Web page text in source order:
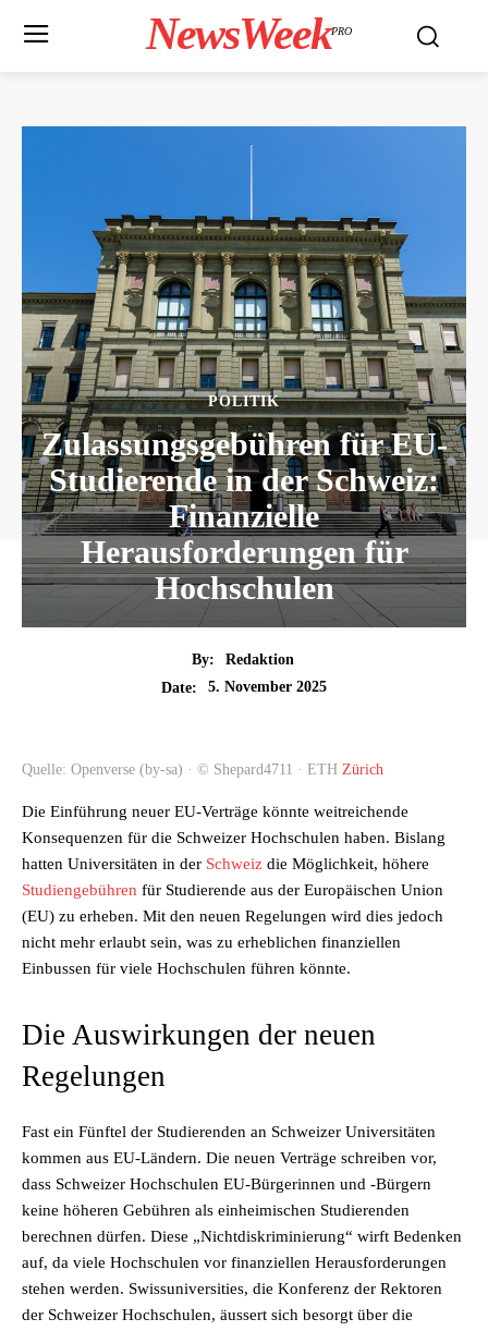
NewsWeekPRO
POLITIK
Zulassungsgebühren für EU-
Studierende in der Schweiz:
Finanzielle
Herausforderungen für
Hochschulen
By:
Redaktion
Date:
5. November 2025
Quelle: Openverse (by-sa) · © Shepard4711 · ETH Zürich
Die Einführung neuer EU-Verträge könnte weitreichende
Konsequenzen für die Schweizer Hochschulen haben. Bislang
hatten Universitäten in der Schweiz die Möglichkeit, höhere
Studiengebühren für Studierende aus der Europäischen Union
(EU) zu erheben. Mit den neuen Regelungen wird dies jedoch
nicht mehr erlaubt sein, was zu erheblichen finanziellen
Einbussen für viele Hochschulen führen könnte.
Die Auswirkungen der neuen
Regelungen
Fast ein Fünftel der Studierenden an Schweizer Universitäten
kommen aus EU-Ländern. Die neuen Verträge schreiben vor,
dass Schweizer Hochschulen EU-Bürgerinnen und -Bürgern
keine höheren Gebühren als einheimischen Studierenden
berechnen dürfen. Diese „Nichtdiskriminierung“ wirft Bedenken
auf, da viele Hochschulen vor finanziellen Herausforderungen
stehen werden. Swissuniversities, die Konferenz der Rektoren
der Schweizer Hochschulen, äussert sich besorgt über die